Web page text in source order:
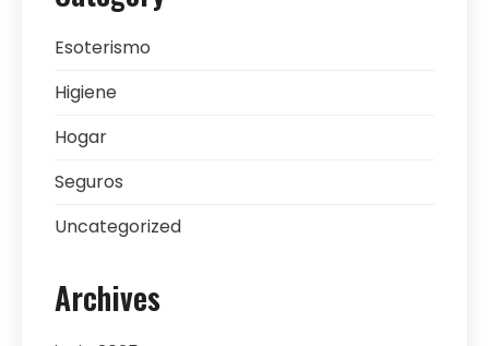
Esoterismo
Higiene
Hogar
Seguros
Uncategorized
Archives